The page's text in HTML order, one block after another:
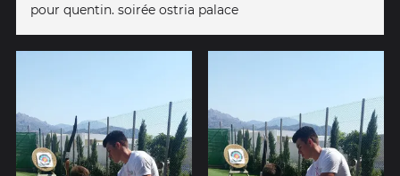
pour quentin. soirée ostria palace